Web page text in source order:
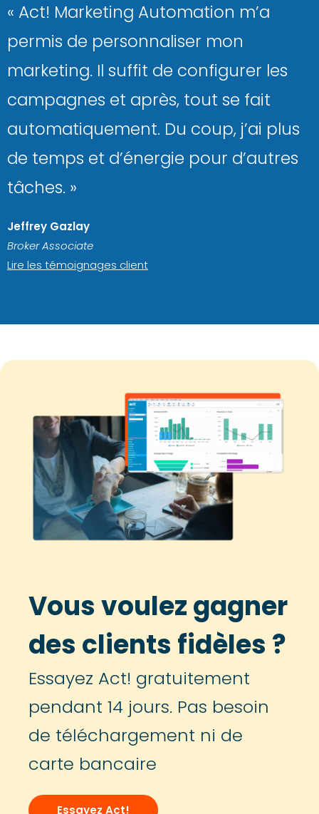
« Act! Marketing Automation m’a
permis de personnaliser mon
marketing. Il suffit de configurer les
campagnes et après, tout se fait
automatiquement. Du coup, j’ai plus
de temps et d’énergie pour d’autres
tâches. »
Jeffrey Gazlay
Broker Associate
Lire les témoignages client
Vous voulez gagner
des clients fidèles ?
Essayez Act! gratuitement
pendant 14 jours. Pas besoin
de téléchargement ni de
carte bancaire
Essayez Act!